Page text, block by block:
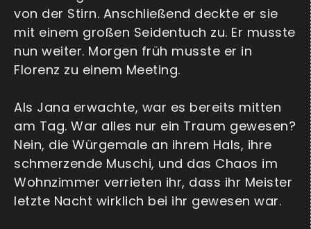
von der Stirn. Anschließend deckte er sie
mit einem großen Seidentuch zu. Er musste
nun weiter. Morgen früh musste er in
Florenz zu einem Meeting.
Als Jana erwachte, war es bereits mitten
am Tag. War alles nur ein Traum gewesen?
Nein, die Würgemale an ihrem Hals, ihre
schmerzende Muschi, und das Chaos im
Wohnzimmer verrieten ihr, dass ihr Meister
letzte Nacht wirklich bei ihr gewesen war.